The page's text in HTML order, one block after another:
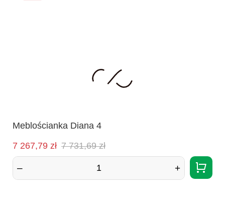
Meblościanka Diana 4
Cena
7 267,79 zł Normalna
cena
7 731,69 zł
– +